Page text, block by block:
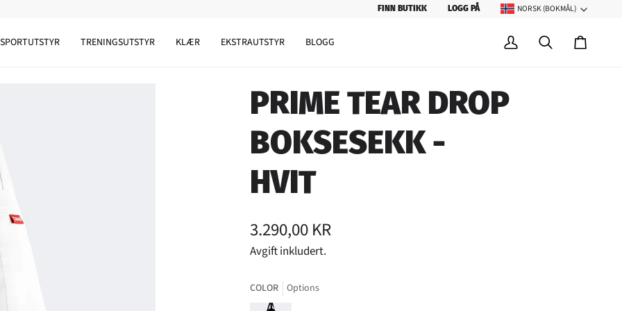
FINN BUTIKK LOGG PÅ SPRÅK
NORSK (BOKMÅL)
TRENINGSUTSTYR KLÆR EKSTRAUTSTYR BLOGG
Min
Søk
PRIME TEAR DROP
BOKSESEKK -
HVIT
3.290,00 KR
Avgift inkludert.
COLOR Options